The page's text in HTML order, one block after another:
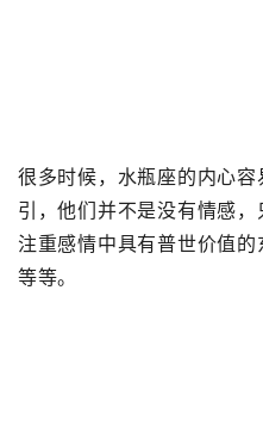
很多时候，水瓶座的内心
引，他们并不是没有情感
注重感情中具有普世价值
等等。